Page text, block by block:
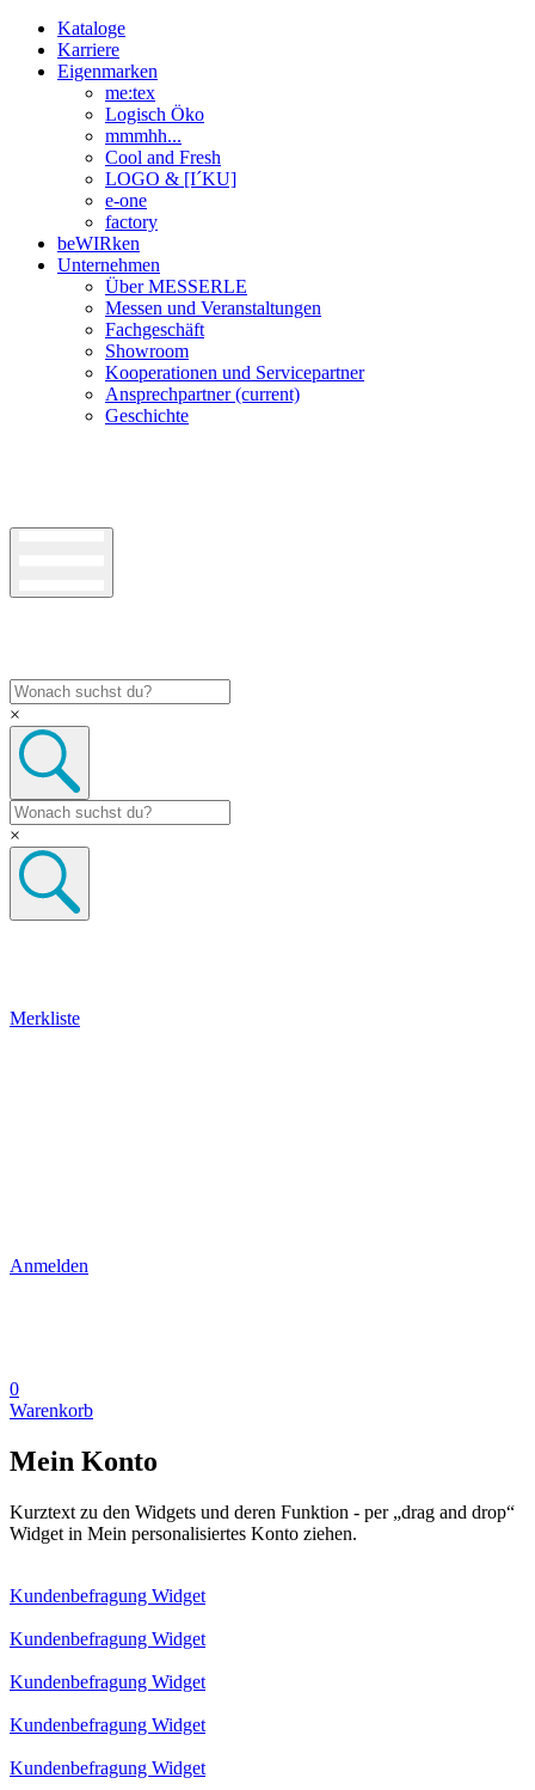
Kataloge
Karriere
Eigenmarken
me:tex
Logisch Öko
mmmhh...
Cool and Fresh
LOGO & [I´KU]
e-one
factory
beWIRken
Unternehmen
Über MESSERLE
Messen und Veranstaltungen
Fachgeschäft
Showroom
Kooperationen und Servicepartner
Ansprechpartner(current)
Geschichte
×
×
Merkliste
Anmelden
0
Warenkorb
Mein Konto
Kurztext zu den Widgets und deren Funktion - per „drag and drop“
Widget in Mein personalisiertes Konto ziehen.
Kundenbefragung Widget
Kundenbefragung Widget
Kundenbefragung Widget
Kundenbefragung Widget
Kundenbefragung Widget